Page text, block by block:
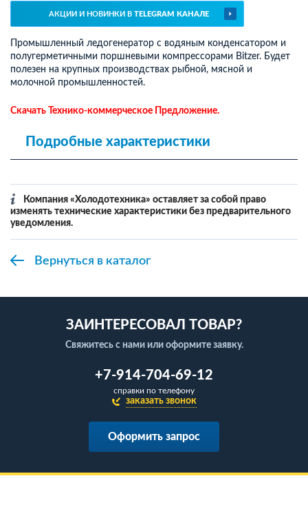
АКЦИИ И НОВИНКИ В TELEGRAM КАНАЛЕ
Промышленный ледогенератор с водяным конденсатором и
полугерметичными поршневыми компрессорами Bitzer. Будет
полезен на крупных производствах рыбной, мясной и
молочной промышленностей.
Скачать Технико-коммерческое Предложение.
Подробные характеристики
Компания «Холодотехника» оставляет за собой право
изменять технические характеристики без предварительного
уведомления.
Вернуться в каталог
ЗАИНТЕРЕСОВАЛ ТОВАР?
Свяжитесь с нами или оформите заявку.
+7-914-704-69-12
справки по телефону
заказать звонок
Оформить запрос